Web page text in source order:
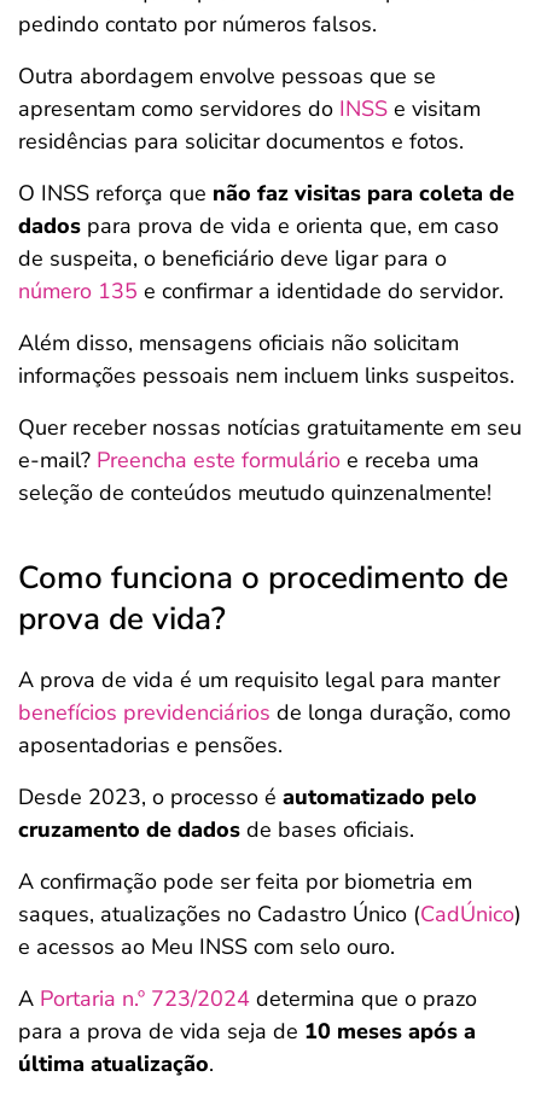
pedindo contato por números falsos.
Outra abordagem envolve pessoas que se
apresentam como servidores do INSS e visitam
residências para solicitar documentos e fotos.
O INSS reforça que não faz visitas para coleta de
dados para prova de vida e orienta que, em caso
de suspeita, o beneficiário deve ligar para o
número 135 e confirmar a identidade do servidor.
Além disso, mensagens oficiais não solicitam
informações pessoais nem incluem links suspeitos.
Quer receber nossas notícias gratuitamente em seu
e-mail? Preencha este formulário e receba uma
seleção de conteúdos meutudo quinzenalmente!
Como funciona o procedimento de
prova de vida?
A prova de vida é um requisito legal para manter
benefícios previdenciários de longa duração, como
aposentadorias e pensões.
Desde 2023, o processo é automatizado pelo
cruzamento de dados de bases oficiais.
A confirmação pode ser feita por biometria em
saques, atualizações no Cadastro Único (CadÚnico)
e acessos ao Meu INSS com selo ouro.
A Portaria n.º 723/2024 determina que o prazo
para a prova de vida seja de 10 meses após a
última atualização.